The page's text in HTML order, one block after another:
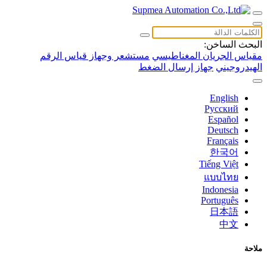
البحث الساخن:
مقياس الجريان المغناطيسي مستشعر وجهاز قياس الرقم
الهيدروجيني جهاز إرسال الضغط
English
Русский
Español
Deutsch
Français
한국어
Tiếng Việt
แบบไทย
Indonesia
Português
日本語
中文
ملاحة